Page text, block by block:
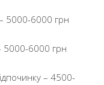
5000-6000 грн
5000-6000 грн
– 4500-